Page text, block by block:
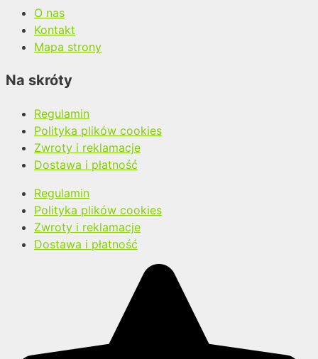
O nas
Kontakt
Mapa strony
Na skróty
Regulamin
Polityka plików cookies
Zwroty i reklamacje
Dostawa i płatność
Regulamin
Polityka plików cookies
Zwroty i reklamacje
Dostawa i płatność